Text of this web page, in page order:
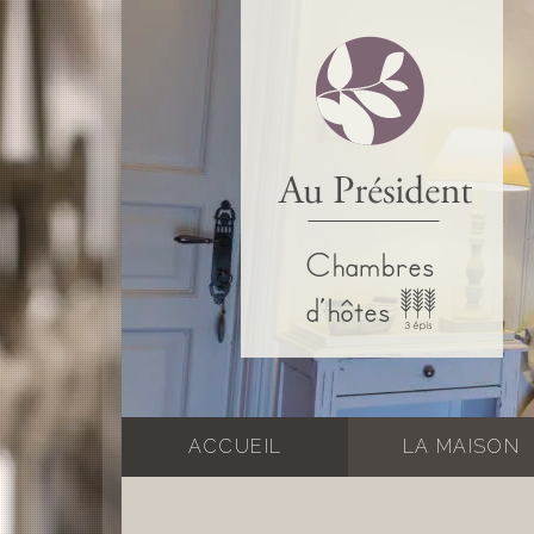
ACCUEIL LA MAISON